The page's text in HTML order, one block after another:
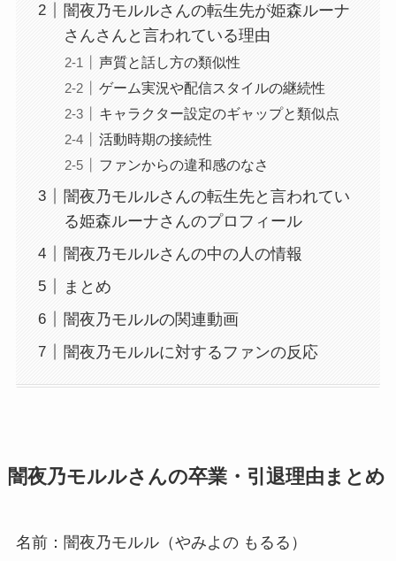
闇夜乃モルルさんの転生先が姫森ルーナ
さんさんと言われている理由
声質と話し方の類似性
ゲーム実況や配信スタイルの継続性
キャラクター設定のギャップと類似点
活動時期の接続性
ファンからの違和感のなさ
闇夜乃モルルさんの転生先と言われてい
る姫森ルーナさんのプロフィール
闇夜乃モルルさんの中の人の情報
まとめ
闇夜乃モルルの関連動画
闇夜乃モルルに対するファンの反応
闇夜乃モルルさんの卒業・引退理由まとめ
名前：闇夜乃モルル（やみよの もるる）